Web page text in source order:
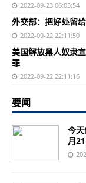
2022-09-23 06:03:54
外交部：把好处留
2022-09-22 22:11:50
美国解放黑人奴隶
罪
2022-09-22 22:11:16
要闻
今
月